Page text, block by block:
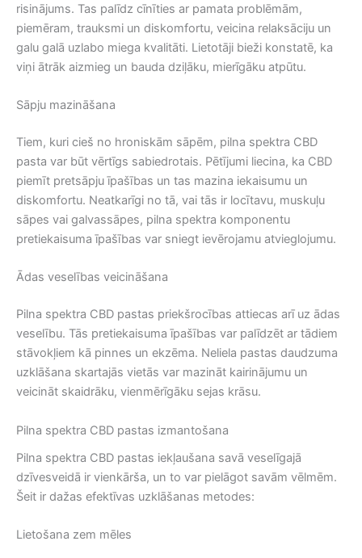
risinājums. Tas palīdz cīnīties ar pamata problēmām,
piemēram, trauksmi un diskomfortu, veicina relaksāciju un
galu galā uzlabo miega kvalitāti. Lietotāji bieži konstatē, ka
viņi ātrāk aizmieg un bauda dziļāku, mierīgāku atpūtu.
Sāpju mazināšana
Tiem, kuri cieš no hroniskām sāpēm, pilna spektra CBD
pasta var būt vērtīgs sabiedrotais. Pētījumi liecina, ka CBD
piemīt pretsāpju īpašības un tas mazina iekaisumu un
diskomfortu. Neatkarīgi no tā, vai tās ir locītavu, muskuļu
sāpes vai galvassāpes, pilna spektra komponentu
pretiekaisuma īpašības var sniegt ievērojamu atvieglojumu.
Ādas veselības veicināšana
Pilna spektra CBD pastas priekšrocības attiecas arī uz ādas
veselību. Tās pretiekaisuma īpašības var palīdzēt ar tādiem
stāvokļiem kā pinnes un ekzēma. Neliela pastas daudzuma
uzklāšana skartajās vietās var mazināt kairinājumu un
veicināt skaidrāku, vienmērīgāku sejas krāsu.
Pilna spektra CBD pastas izmantošana
Pilna spektra CBD pastas iekļaušana savā veselīgajā
dzīvesveidā ir vienkārša, un to var pielāgot savām vēlmēm.
Šeit ir dažas efektīvas uzklāšanas metodes:
Lietošana zem mēles